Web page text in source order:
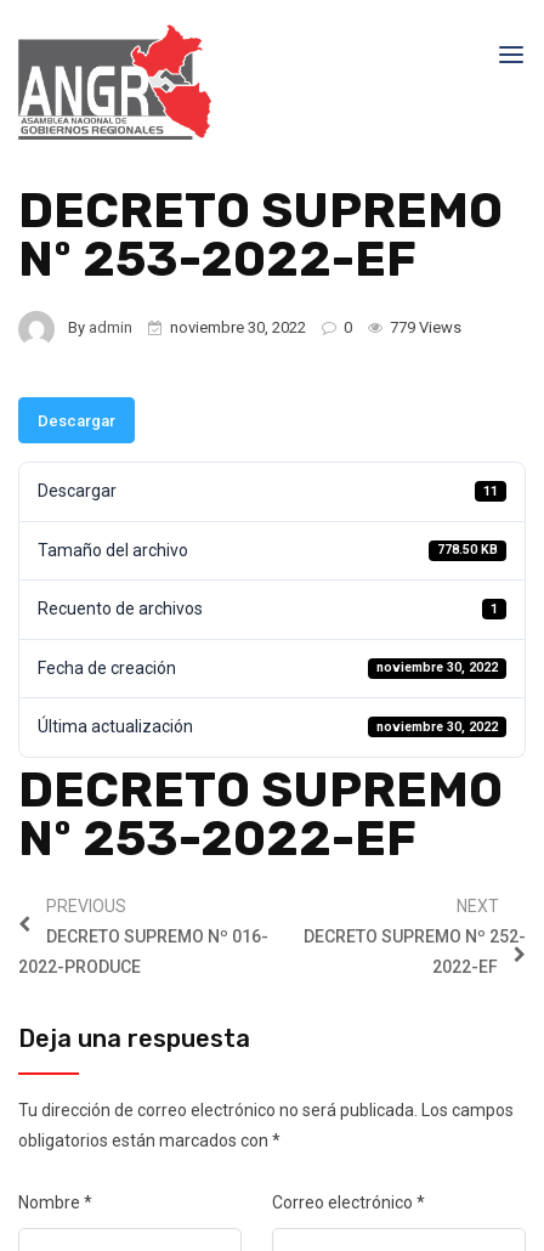
DECRETO SUPREMO
Nº 253-2022-EF
By admin noviembre 30, 2022 0 779 Views
Descargar
Descargar 11
Tamaño del archivo 778.50 KB
Recuento de archivos 1
Fecha de creación noviembre 30, 2022
Última actualización noviembre 30, 2022
DECRETO SUPREMO
Nº 253-2022-EF
PREVIOUS
DECRETO SUPREMO Nº 016-
2022-PRODUCE
NEXT
DECRETO SUPREMO Nº 252-
2022-EF
Deja una respuesta
Tu dirección de correo electrónico no será publicada.
Los campos
obligatorios están marcados con *
Nombre * Correo electrónico *